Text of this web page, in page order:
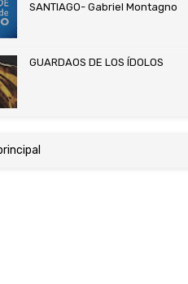
SANTIAGO- Gabriel Montagno
GUARDAOS DE LOS ÍDOLOS